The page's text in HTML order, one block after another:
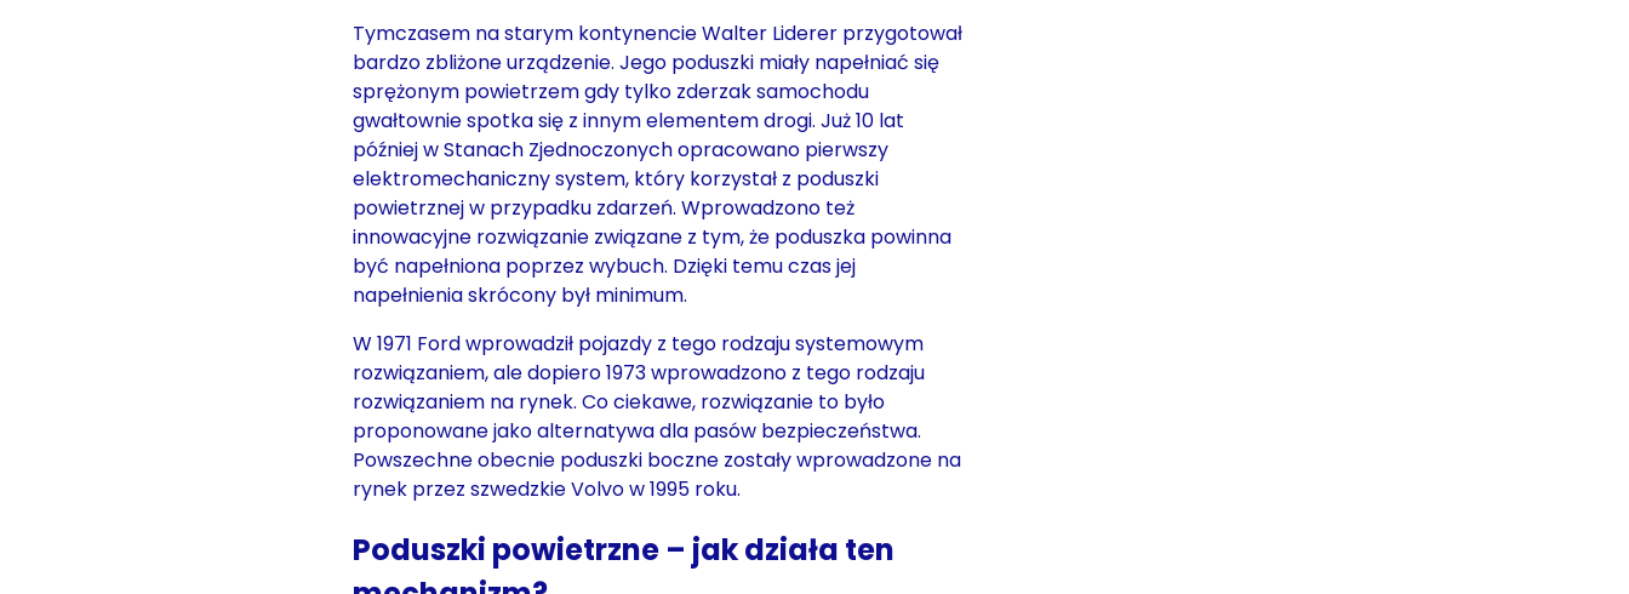
Tymczasem na starym kontynencie Walter Liderer przygotował
bardzo zbliżone urządzenie. Jego poduszki miały napełniać się
sprężonym powietrzem gdy tylko zderzak samochodu
gwałtownie spotka się z innym elementem drogi. Już 10 lat
później w Stanach Zjednoczonych opracowano pierwszy
elektromechaniczny system, który korzystał z poduszki
powietrznej w przypadku zdarzeń. Wprowadzono też
innowacyjne rozwiązanie związane z tym, że poduszka powinna
być napełniona poprzez wybuch. Dzięki temu czas jej
napełnienia skrócony był minimum.
W 1971 Ford wprowadził pojazdy z tego rodzaju systemowym
rozwiązaniem, ale dopiero 1973 wprowadzono z tego rodzaju
rozwiązaniem na rynek. Co ciekawe, rozwiązanie to było
proponowane jako alternatywa dla pasów bezpieczeństwa.
Powszechne obecnie poduszki boczne zostały wprowadzone na
rynek przez szwedzkie Volvo w 1995 roku.
Poduszki powietrzne – jak działa ten